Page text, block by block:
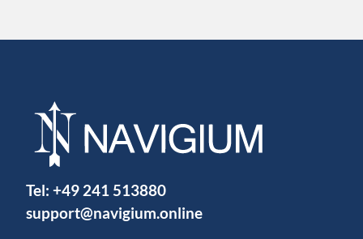
Tel: +49 241 513880
support@navigium.online